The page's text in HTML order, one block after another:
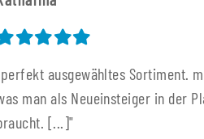
ausgewähltes Sortiment.
man als Neueinsteiger in der
[...]"